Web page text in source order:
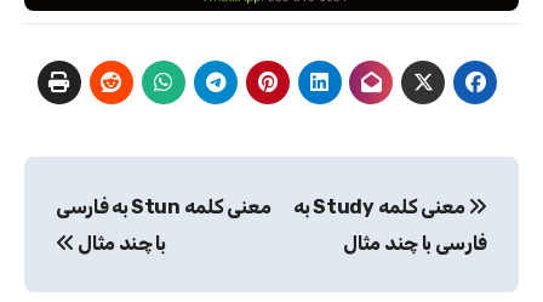
نوشته
معنی کلمه Study به
فارسی با چند مثال
معنی کلمه Stun به فارسی
با چند مثال